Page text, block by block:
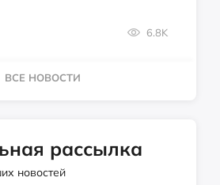
6.8K
ВСЕ НОВОСТИ
рассылка
новостей